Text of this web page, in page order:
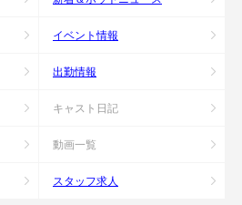
イベント情報
出勤情報
キャスト日記
動画一覧
スタッフ求人